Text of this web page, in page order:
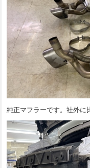
純正マフラーです。社外に